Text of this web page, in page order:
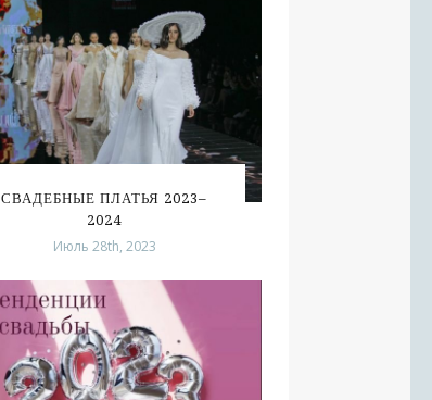
СВАДЕБНЫЕ ПЛАТЬЯ 2023–
2024
Июль 28th, 2023